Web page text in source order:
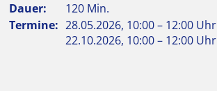
Dauer:
120 Min.
Termine: 28.05.2026, 10:00 – 12:00 Uhr
22.10.2026, 10:00 – 12:00 Uhr